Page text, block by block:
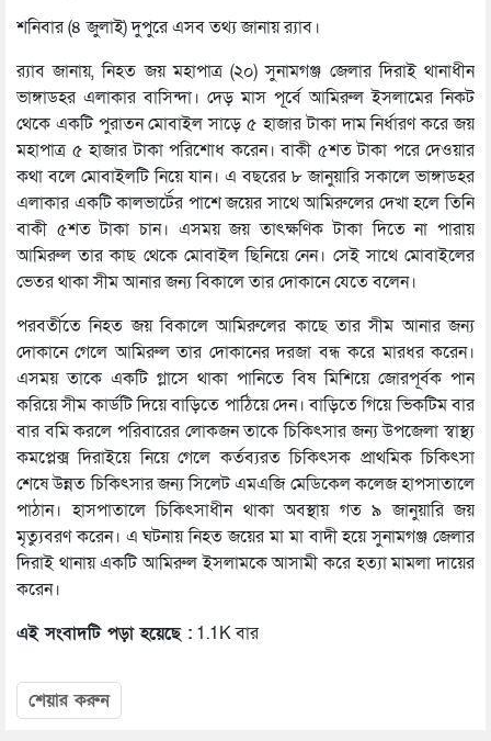
শনিবার (৪ জুলাই) দুপুরে এসব তথ্য জানায় র‌্যাব।
র‌্যাব জানায়, নিহত জয় মহাপাত্র (২০) সুনামগঞ্জ জেলার দিরাই থানাধীন
ভাঙ্গাডহর এলাকার বাসিন্দা। দেড় মাস পূর্বে আমিরুল ইসলামের নিকট
থেকে একটি পুরাতন মোবাইল সাড়ে ৫ হাজার টাকা দাম নির্ধারণ করে জয়
মহাপাত্র ৫ হাজার টাকা পরিশোধ করেন। বাকী ৫শত টাকা পরে দেওয়ার
কথা বলে মোবাইলটি নিয়ে যান। এ বছরের ৮ জানুয়ারি সকালে ভাঙ্গাডহর
এলাকার একটি কালভার্টের পাশে জয়ের সাথে আমিরুলের দেখা হলে তিনি
বাকী ৫শত টাকা চান। এসময় জয় তাৎক্ষণিক টাকা দিতে না পারায়
আমিরুল তার কাছ থেকে মোবাইল ছিনিয়ে নেন। সেই সাথে মোবাইলের
ভেতর থাকা সীম আনার জন্য বিকালে তার দোকানে যেতে বলেন।
পরবর্তীতে নিহত জয় বিকালে আমিরুলের কাছে তার সীম আনার জন্য
দোকানে গেলে আমিরুল তার দোকানের দরজা বন্ধ করে মারধর করেন।
এসময় তাকে একটি গ্লাসে থাকা পানিতে বিষ মিশিয়ে জোরপূর্বক পান
করিয়ে সীম কার্ডটি দিয়ে বাড়িতে পাঠিয়ে দেন। বাড়িতে গিয়ে ভিকটিম বার
বার বমি করলে পরিবারের লোকজন তাকে চিকিৎসার জন্য উপজেলা স্বাস্থ্য
কমপ্লেক্স দিরাইয়ে নিয়ে গেলে কর্তব্যরত চিকিৎসক প্রাথমিক চিকিৎসা
শেষে উন্নত চিকিৎসার জন্য সিলেট এমএজি মেডিকেল কলেজ হাপসাতালে
পাঠান। হাসপাতালে চিকিৎসাধীন থাকা অবস্থায় গত ৯ জানুয়ারি জয়
মৃত্যুবরণ করেন। এ ঘটনায় নিহত জয়ের মা মা বাদী হয়ে সুনামগঞ্জ জেলার
দিরাই থানায় একটি আমিরুল ইসলামকে আসামী করে হত্যা মামলা দায়ের
করেন।
এই সংবাদটি পড়া হয়েছে : 1.1K বার
শেয়ার করুন